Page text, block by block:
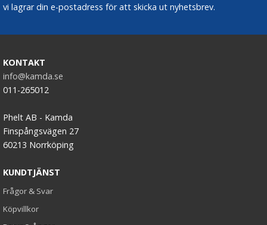
vi lagrar din e-postadress för att skicka ut nyhetsbrev.
KONTAKT
info@kamda.se
011-265012
Phelt AB - Kamda
Finspångsvägen 27
60213 Norrköping
KUNDTJÄNST
Frågor & Svar
Köpvillkor